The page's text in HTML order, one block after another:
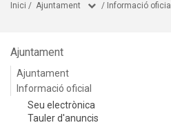
Inici / Ajuntament / Informació oficial
Ajuntament
Ajuntament
Informació oficial
Seu electrònica
Tauler d'anuncis